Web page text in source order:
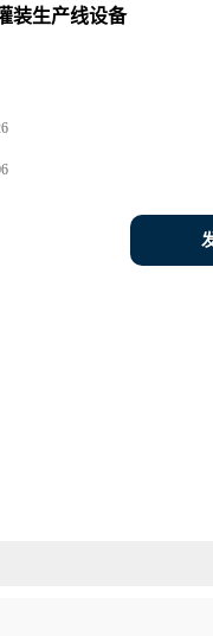
装生产线设备